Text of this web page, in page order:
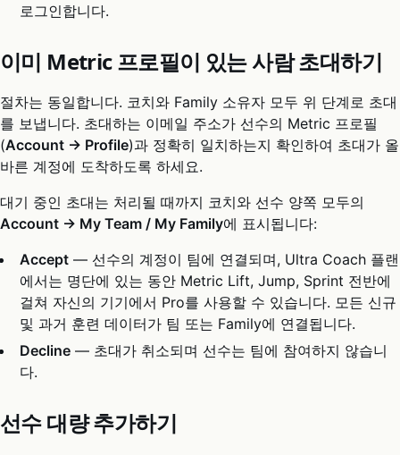
로그인합니다.
이미 Metric 프로필이 있는 사람 초대하기
절차는 동일합니다. 코치와 Family 소유자 모두 위 단계로 초대
를 보냅니다. 초대하는 이메일 주소가 선수의 Metric 프로필
(Account → Profile)과 정확히 일치하는지 확인하여 초대가 올
바른 계정에 도착하도록 하세요.
대기 중인 초대는 처리될 때까지 코치와 선수 양쪽 모두의
Account → My Team / My Family에 표시됩니다:
Accept — 선수의 계정이 팀에 연결되며, Ultra Coach 플랜
에서는 명단에 있는 동안 Metric Lift, Jump, Sprint 전반에
걸쳐 자신의 기기에서 Pro를 사용할 수 있습니다. 모든 신규
및 과거 훈련 데이터가 팀 또는 Family에 연결됩니다.
Decline — 초대가 취소되며 선수는 팀에 참여하지 않습니
다.
선수 대량 추가하기